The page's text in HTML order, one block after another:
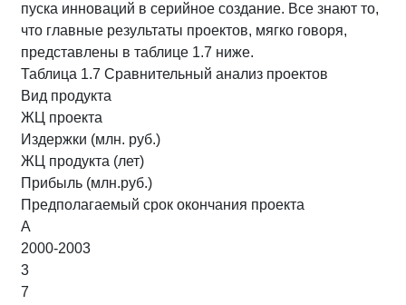
пуска инноваций в серийное создание. Все знают то,
что главные результаты проектов, мягко говоря,
представлены в таблице 1.7 ниже.
Таблица 1.7 Сравнительный анализ проектов
Вид продукта
ЖЦ проекта
Издержки (млн. руб.)
ЖЦ продукта (лет)
Прибыль (млн.руб.)
Предполагаемый срок окончания проекта
А
2000-2003
3
7